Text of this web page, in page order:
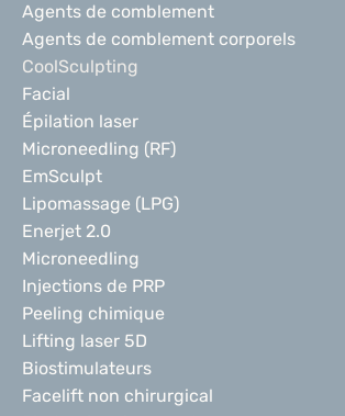
Agents de comblement
Agents de comblement corporels
CoolSculpting
Facial
Épilation laser
Microneedling (RF)
EmSculpt
Lipomassage (LPG)
Enerjet 2.0
Microneedling
Injections de PRP
Peeling chimique
Lifting laser 5D
Biostimulateurs
Facelift non chirurgical